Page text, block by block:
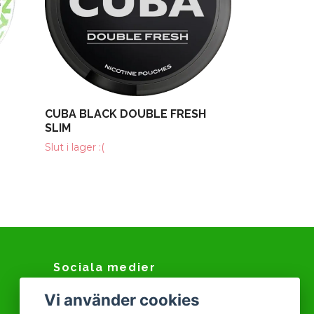
CUBA BLACK DOUBLE FRESH
SLIM
Slut i lager :(
Sociala medier
Facebook
Vi använder cookies